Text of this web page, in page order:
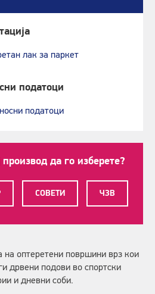
лак за паркет
податоци
податоци
производ да го изберете?
СОВЕТИ ЧЗВ
на оптеретени површини врз кои
дрвени подови во спортски
и дневни соби.